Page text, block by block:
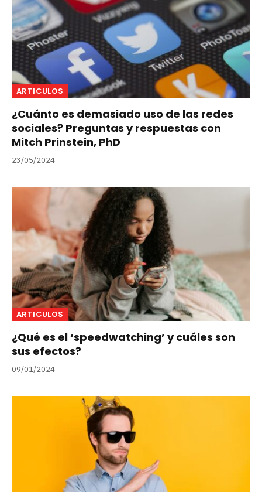
ARTICULOS
¿Cuánto es demasiado uso de las redes
sociales? Preguntas y respuestas con
Mitch Prinstein, PhD
23/05/2024
ARTICULOS
¿Qué es el ‘speedwatching’ y cuáles son
sus efectos?
09/01/2024